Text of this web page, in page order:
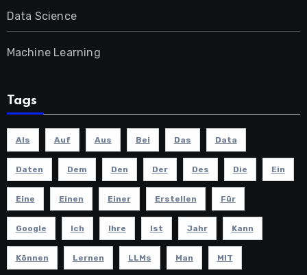
Data Science
Machine Learning
Tags
Als Auf Aus Bei Das Data
Daten Dem Den Der Des Die Ein
Eine Einen Einer Erstellen Für
Google Ich Ihre Ist Jahr Kann
Können Lernen LLMs Man MIT